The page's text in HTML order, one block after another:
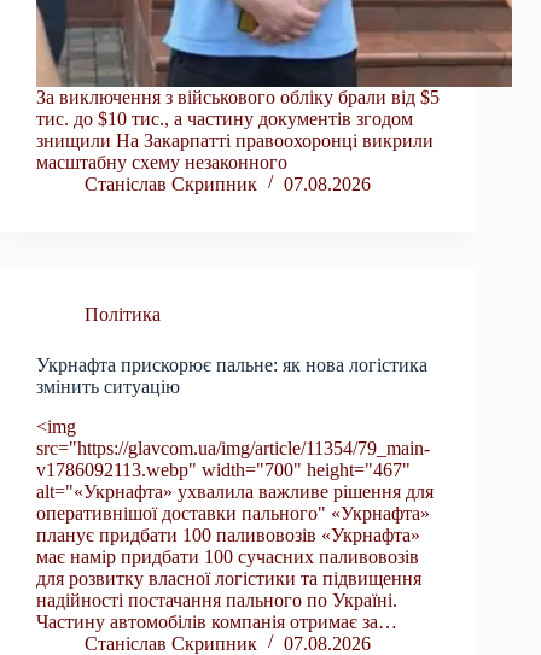
За виключення з військового обліку брали від $5
тис. до $10 тис., а частину документів згодом
знищили На Закарпатті правоохоронці викрили
масштабну схему незаконного
Станіслав Скрипник
07.08.2026
Політика
Укрнафта прискорює пальне: як нова логістика
змінить ситуацію
<img
src="https://glavcom.ua/img/article/11354/79_main-
v1786092113.webp" width="700" height="467"
alt="«Укрнафта» ухвалила важливе рішення для
оперативнішої доставки пального" «Укрнафта»
планує придбати 100 паливовозів «Укрнафта»
має намір придбати 100 сучасних паливовозів
для розвитку власної логістики та підвищення
надійності постачання пального по Україні.
Частину автомобілів компанія отримає за…
Станіслав Скрипник
07.08.2026